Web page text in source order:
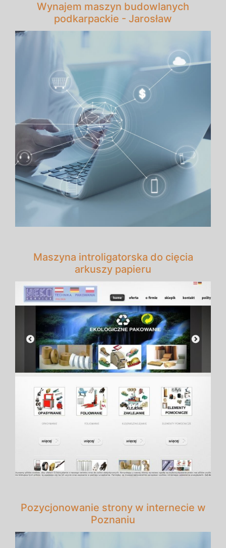
Wynajem maszyn budowlanych
podkarpackie - Jarosław
Maszyna introligatorska do cięcia
arkuszy papieru
Pozycjonowanie strony w internecie w
Poznaniu